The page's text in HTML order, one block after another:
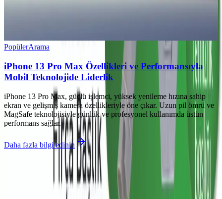
PopülerArama
iPhone 13 Pro Max Özellikleri ve Performansıyla
Mobil Teknolojide Liderlik
iPhone 13 Pro Max, güçlü işlemci, yüksek yenileme hızına sahip
ekran ve gelişmiş kamera özellikleriyle öne çıkar. Uzun pil ömrü ve
MagSafe teknolojisiyle günlük ve profesyonel kullanımda üstün
performans sağlar.
Daha fazla bilgi edinin
©Telfixo 2026